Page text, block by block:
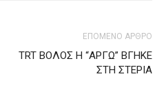
ΕΠΟΜΕΝΟ ΑΡΘΡΟ
TRT ΒΟΛΟΣ Η “ΑΡΓΩ” ΒΓΗΚΕ
ΣΤΗ ΣΤΕΡΙΑ